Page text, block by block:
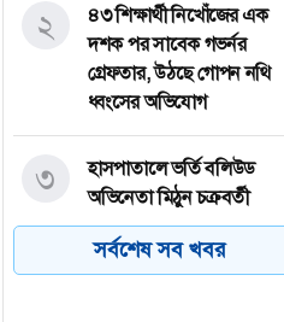
৪৩ শিক্ষার্থী নিখোঁজের এক
দশক পর সাবেক গভর্নর
গ্রেফতার, উঠছে গোপন নথি
ধ্বংসের অভিযোগ
২
হাসপাতালে ভর্তি বলিউড
অভিনেতা মিঠুন চক্রবর্তী
৩
ইয়েমেনে হুথিদের ড্রোন হামলা,
৪
সর্বশেষ সব খবর